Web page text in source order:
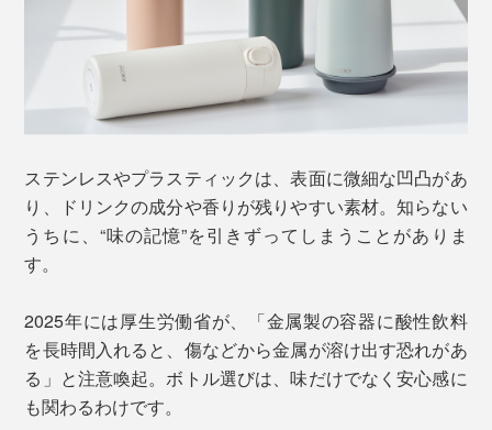
ステンレスやプラスティックは、表面に微細な凹凸があ
り、ドリンクの成分や香りが残りやすい素材。知らない
うちに、“味の記憶”を引きずってしまうことがありま
す。
2025年には厚生労働省が、「金属製の容器に酸性飲料
を長時間入れると、傷などから金属が溶け出す恐れがあ
る」と注意喚起。ボトル選びは、味だけでなく安心感に
も関わるわけです。